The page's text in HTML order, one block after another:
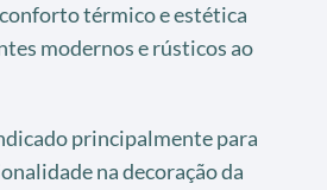
térmico e estética
modernos e rústicos ao
principalmente para
na decoração da